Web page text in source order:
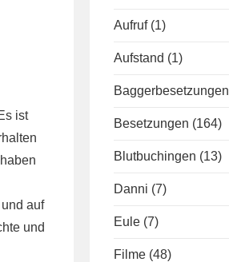
ist
auf
und
Aufruf (1)
Aufstand (1)
Baggerbesetzungen
Besetzungen (164)
Blutbuchingen (13)
Danni (7)
Eule (7)
Filme (48)